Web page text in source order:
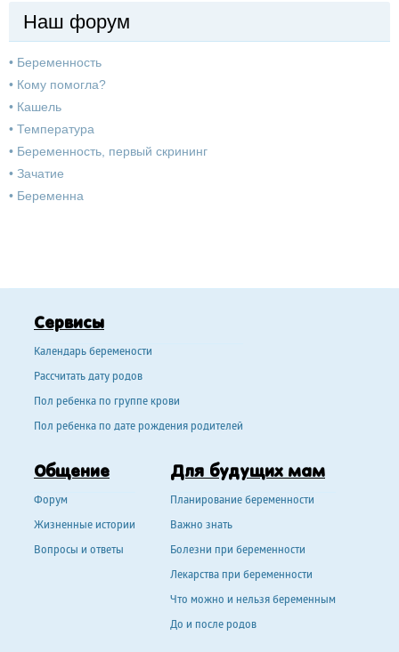
Наш форум
• Беременность
• Кому помогла?
• Кашель
• Температура
• Беременность, первый скрининг
• Зачатие
• Беременна
Сервисы
Календарь беремености
Рассчитать дату родов
Пол ребенка по группе крови
Пол ребенка по дате рождения родителей
Общение
Форум
Жизненные истории
Вопросы и ответы
Для будущих мам
Планирование беременности
Важно знать
Болезни при беременности
Лекарства при беременности
Что можно и нельзя беременным
До и после родов